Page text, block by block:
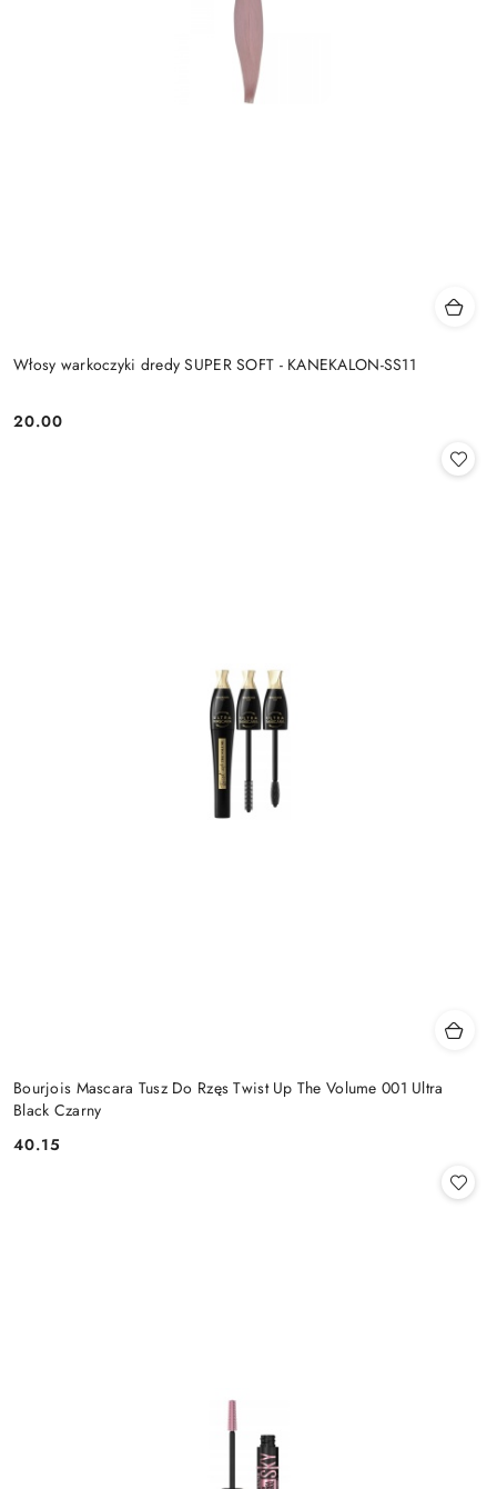
Włosy warkoczyki dredy SUPER SOFT - KANEKALON-SS11
Cena:
20.00
Bourjois Mascara Tusz Do Rzęs Twist Up The Volume 001 Ultra
Black Czarny
Cena:
40.15